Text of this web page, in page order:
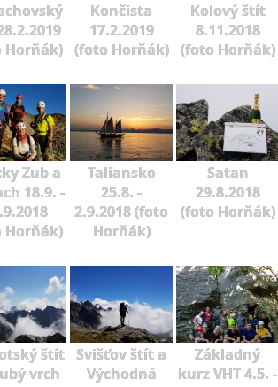
Horňák)
Končista
17.2.2019
(foto Horňák)
Kolový štít
8.11.2018
(foto Horňák)
Zub a
18.9. -
Horňák)
Taliansko
25.8. -
2.9.2018 (foto
Horňák)
Satan
29.8.2018
(foto Horňák)
štít
vrch
Svišťov štít a
Východná
Základný
kurz VHT 4.5. -